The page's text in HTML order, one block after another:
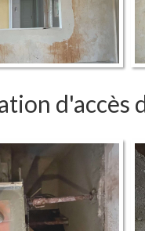
d'accès